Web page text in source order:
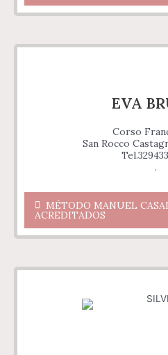
EVA
Corso
San Rocco
.
MÉTODO MANUEL
ACREDITADOS